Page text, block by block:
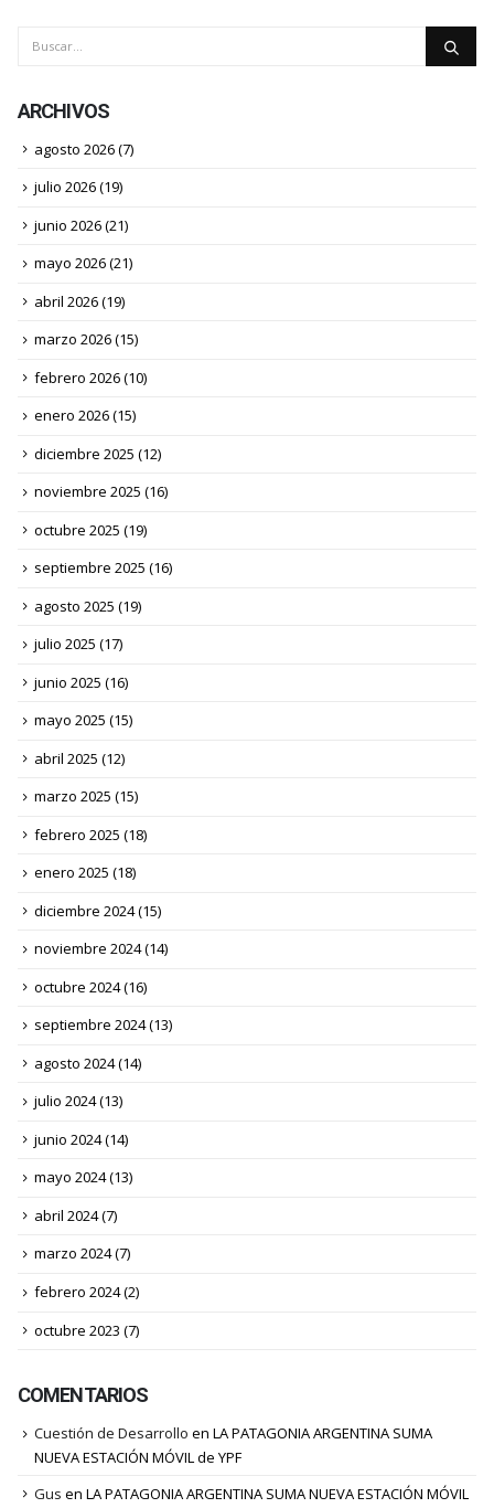
ARCHIVOS
agosto 2026(7)
julio 2026(19)
junio 2026(21)
mayo 2026(21)
abril 2026(19)
marzo 2026(15)
febrero 2026(10)
enero 2026(15)
diciembre 2025 (12)
noviembre 2025 (16)
octubre 2025 (19)
septiembre 2025 (16)
agosto 2025 (19)
julio 2025 (17)
junio 2025 (16)
mayo 2025 (15)
abril 2025 (12)
marzo 2025 (15)
febrero 2025 (18)
enero 2025 (18)
diciembre 2024(15)
noviembre 2024(14)
octubre 2024(16)
septiembre 2024(13)
agosto 2024(14)
julio 2024(13)
junio 2024(14)
mayo 2024(13)
abril 2024(7)
marzo 2024(7)
febrero 2024(2)
octubre 2023 (7)
COMENTARIOS
Cuestión de Desarrollo en LA PATAGONIA ARGENTINA SUMA
NUEVA ESTACIÓN MÓVIL de YPF
Gus en LA PATAGONIA ARGENTINA SUMA NUEVA ESTACIÓN MÓVIL